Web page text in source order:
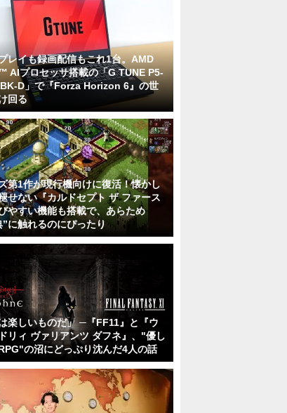
レイも録画配信もこれ1台。AMD
AIプロセッサ搭載の「G TUNE P5-
D」で『Forza Horizon 6』の世
回る
第1作が現行機向けに復活！懐かし
せない『カルドセプト ザ ファース
やすい機能も搭載で、あらため
”に触れるのにぴったり
は楽しいものだ」 ─『FF11』と『ウ
リィ ヴァリアンツ ダフネ』、"優し
の沼にどっぷり沈んだ4人の話